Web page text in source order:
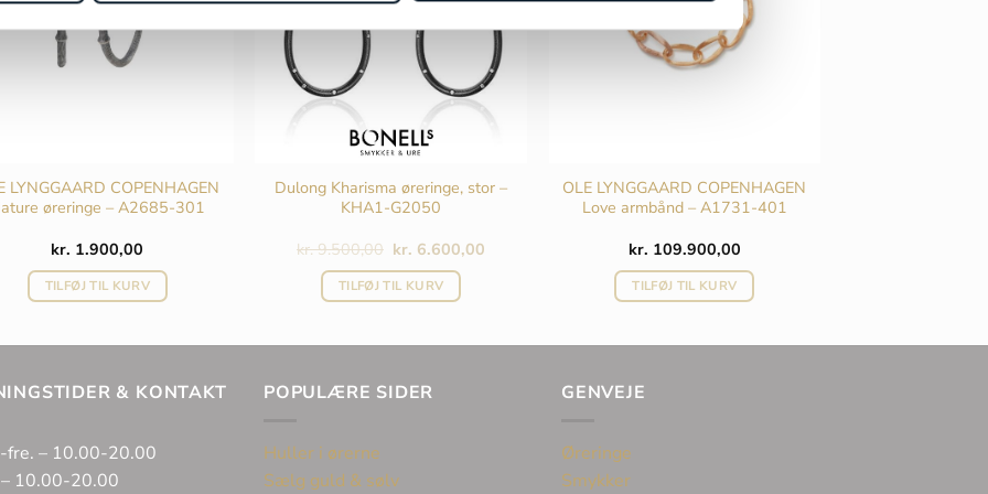
LYNGGAARD COPENHAGEN
øreringe – A2685-301
kr. 1.900,00
TILFØJ TIL KURV
Dulong Kharisma øreringe, stor –
KHA1-G2050
kr.9.500,00 Den
oprindelige
pris
var:
kr. 6.600,00
TILFØJ TIL KURV
OLE LYNGGAARD COPENHAGEN
Love armbånd – A1731-401
kr. 109.900,00
TILFØJ TIL KURV
& KONTAKT
fre. – 10.00-20.00
10.00-20.00
POPULÆRE SIDER
Huller i ørerne
Sælg guld & sølv
GENVEJE
Øreringe
Smykker